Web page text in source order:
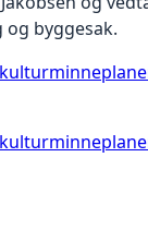
byggesak.